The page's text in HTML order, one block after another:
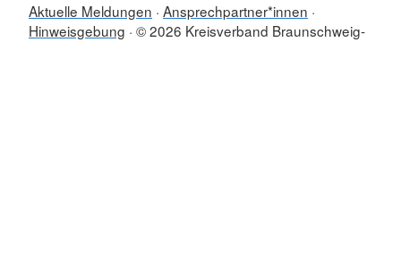
Aktuelle Meldungen Ansprechpartner*innen
Hinweisgebung © 2026 Kreisverband Braunschweig-